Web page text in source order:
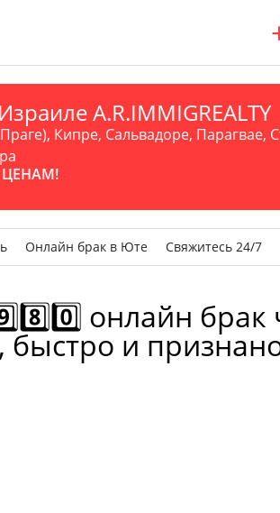
A.R.IMMIGREALTY
Кипре, Сальвадоре, Парагвае,
Онлайн брак в Юте Свяжитесь 24/7
онлайн брак
и